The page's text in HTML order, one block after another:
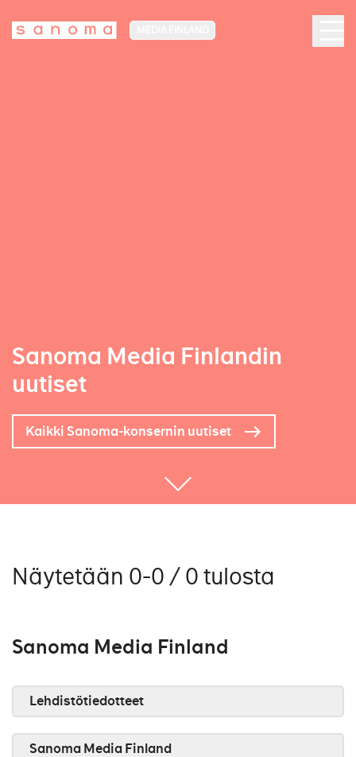
Sanoma Media Finlandin
uutiset
Kaikki Sanoma-konsernin uutiset
Näytetään 0-0 / 0 tulosta
Sanoma Media Finland
Lehdistötiedotteet
Sanoma Media Finland